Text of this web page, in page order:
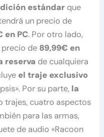
estándar que
un precio de
en PC. Por otro lado,
de 89,99€ en
reserva de cualquiera
el traje exclusivo
Por su parte, la
trajes, cuatro aspectos
para las armas,
de audio «Racoon